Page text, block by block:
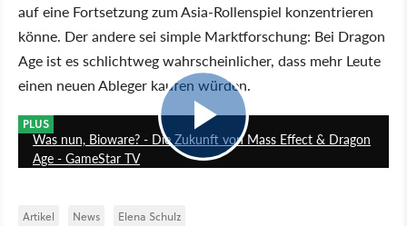
auf eine Fortsetzung zum Asia-Rollenspiel konzentrieren
könne. Der andere sei simple Marktforschung: Bei Dragon
Age ist es schlichtweg wahrscheinlicher, dass mehr Leute
einen neuen Ableger kaufen würden.
PLUS
Was nun, Bioware? - Die Zukunft von Mass Effect & Dragon
Age - GameStar TV
Artikel News Elena Schulz